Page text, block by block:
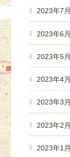
2023年7月
2023年6月
2023年5月
2023年4月
2023年3月
2023年2月
2023年1月